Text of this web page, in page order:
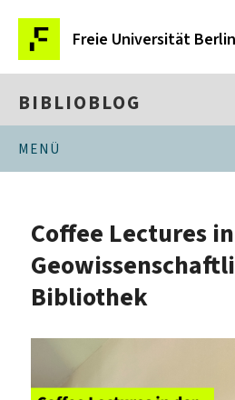
Freie Universität Berlin
BIBLIOBLOG
MENÜ
Coffee Lectures
Bibliothek